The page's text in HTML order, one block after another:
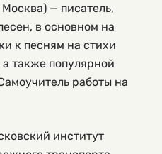
— писатель,
в основном на
к песням на стихи
также популярной
работы на
институт